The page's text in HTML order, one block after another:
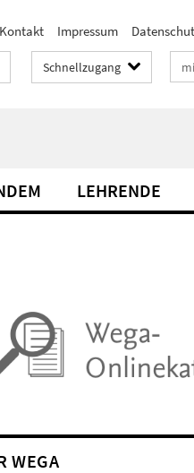
Kontakt Impressum
Schnellzugang
LEHRENDE
WEGA